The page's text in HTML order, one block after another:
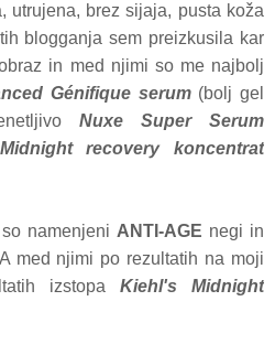
utrujena, brez sijaja, pusta koža
blogganja sem preizkusila kar
in med njimi so me najbolj
Génifique serum(bolj gel
Nuxe Super Serum
recovery koncentrat
namenjeni ANTI-AGE negi in
med njimi po rezultatih na moji
izstopaKiehl's Midnight